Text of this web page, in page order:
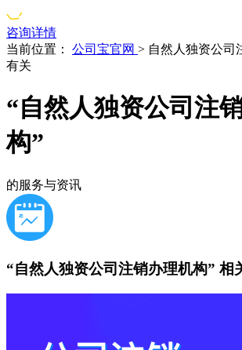
咨询详情
当前位置：
公司宝官网 > 自然人独资公司
有关
“自然人独资公司注
构”
的服务与资讯
“自然人独资公司注销办理机构” 相